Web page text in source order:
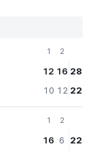
1
12
10
2
16
12
28
22
1
16
2
6
22